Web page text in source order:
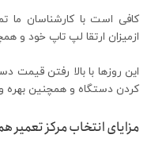
کافی است با کارشناسان ما
ازمیزان ارتقا لپ تاپ خود و
این روزها با بالا رفتن قیمت
کردن دستگاه و همچنین بهره
مزایای انتخاب مرکز تعمیر